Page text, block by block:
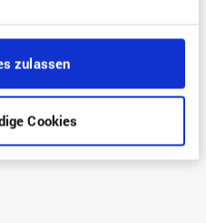
zulassen
Cookies